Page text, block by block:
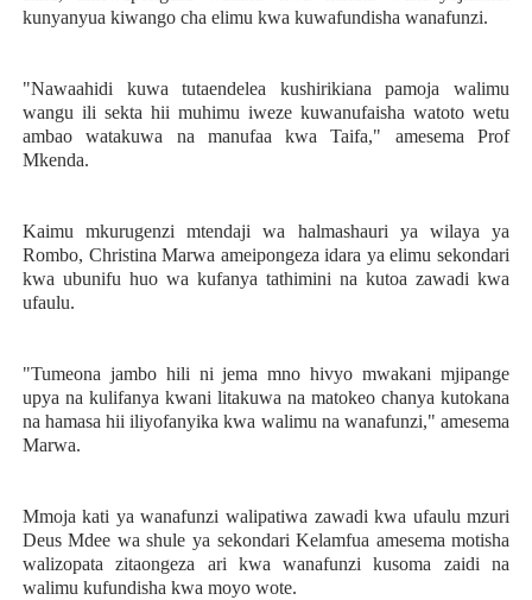
kunyanyua kiwango cha elimu kwa kuwafundisha wanafunzi.
"Nawaahidi kuwa tutaendelea kushirikiana pamoja walimu
wangu ili sekta hii muhimu iweze kuwanufaisha watoto wetu
ambao watakuwa na manufaa kwa Taifa," amesema Prof
Mkenda.
Kaimu mkurugenzi mtendaji wa halmashauri ya wilaya ya
Rombo, Christina Marwa ameipongeza idara ya elimu sekondari
kwa ubunifu huo wa kufanya tathimini na kutoa zawadi kwa
ufaulu.
"Tumeona jambo hili ni jema mno hivyo mwakani mjipange
upya na kulifanya kwani litakuwa na matokeo chanya kutokana
na hamasa hii iliyofanyika kwa walimu na wanafunzi," amesema
Marwa.
Mmoja kati ya wanafunzi walipatiwa zawadi kwa ufaulu mzuri
Deus Mdee wa shule ya sekondari Kelamfua amesema motisha
walizopata zitaongeza ari kwa wanafunzi kusoma zaidi na
walimu kufundisha kwa moyo wote.